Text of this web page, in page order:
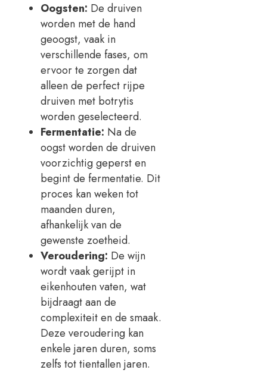
Oogsten: De druiven
worden met de hand
geoogst, vaak in
verschillende fases, om
ervoor te zorgen dat
alleen de perfect rijpe
druiven met botrytis
worden geselecteerd.
Fermentatie: Na de
oogst worden de druiven
voorzichtig geperst en
begint de fermentatie. Dit
proces kan weken tot
maanden duren,
afhankelijk van de
gewenste zoetheid.
Veroudering: De wijn
wordt vaak gerijpt in
eikenhouten vaten, wat
bijdraagt aan de
complexiteit en de smaak.
Deze veroudering kan
enkele jaren duren, soms
zelfs tot tientallen jaren.